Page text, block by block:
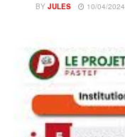
BY JULES 10/04/2024